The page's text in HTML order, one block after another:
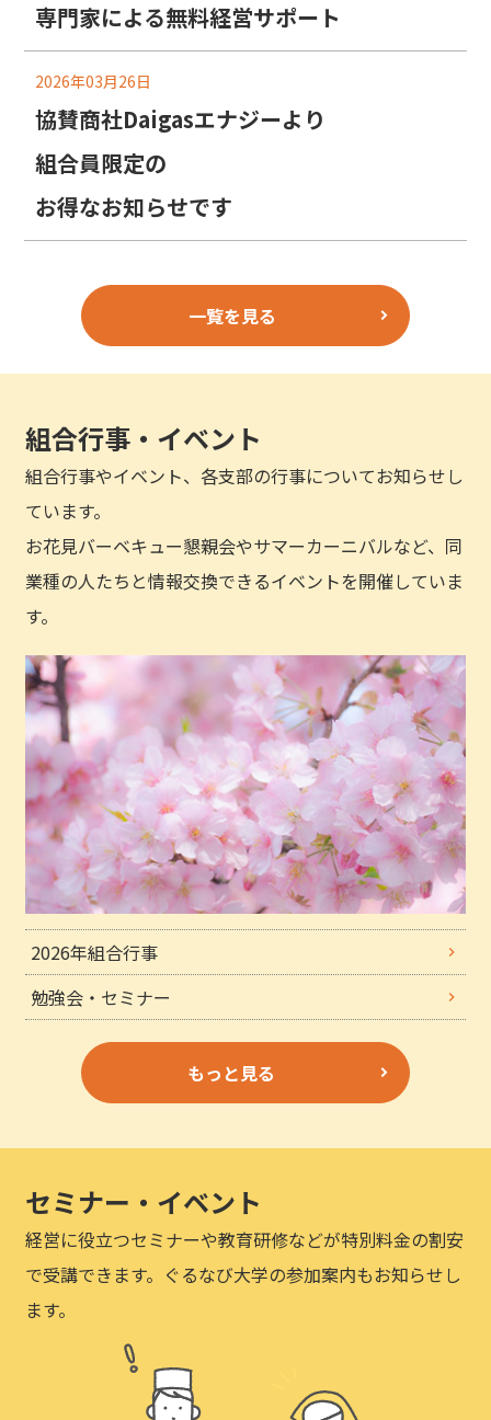
専門家による無料経営サポート
2026年03月26日
協賛商社Daigasエナジーより
組合員限定の
お得なお知らせです
一覧を見る
組合行事・イベント
組合行事やイベント、各支部の行事についてお知らせし
ています。
お花見バーベキュー懇親会やサマーカーニバルなど、同
業種の人たちと情報交換できるイベントを開催していま
す。
2026年組合行事
勉強会・セミナー
もっと見る
セミナー・イベント
経営に役立つセミナーや教育研修などが特別料金の割安
で受講できます。ぐるなび大学の参加案内もお知らせし
ます。